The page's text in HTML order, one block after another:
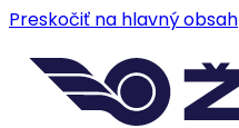
Preskočiť na hlavný obsah